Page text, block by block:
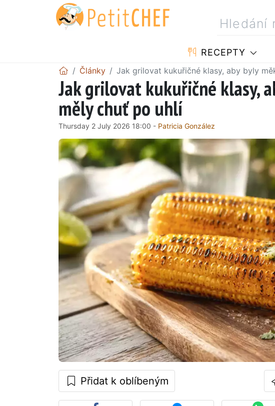
RECEPTY
Články Jak grilovat kukuřičné klasy, aby byly
Jak grilovat kukuřičné klasy,
měly chuť po uhlí
Thursday 2 July 2026 18:00 - Patricia González
Přidat k oblíbeným